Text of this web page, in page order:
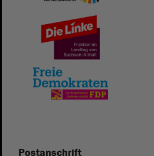
Postanschrift